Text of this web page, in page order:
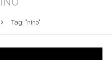
Tag: "nino"